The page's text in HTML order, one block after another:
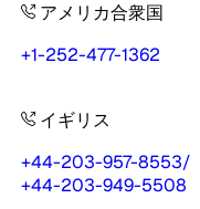
アメリカ合衆国
+1-252-477-1362
イギリス
+44-203-957-8553/
+44-203-949-5508